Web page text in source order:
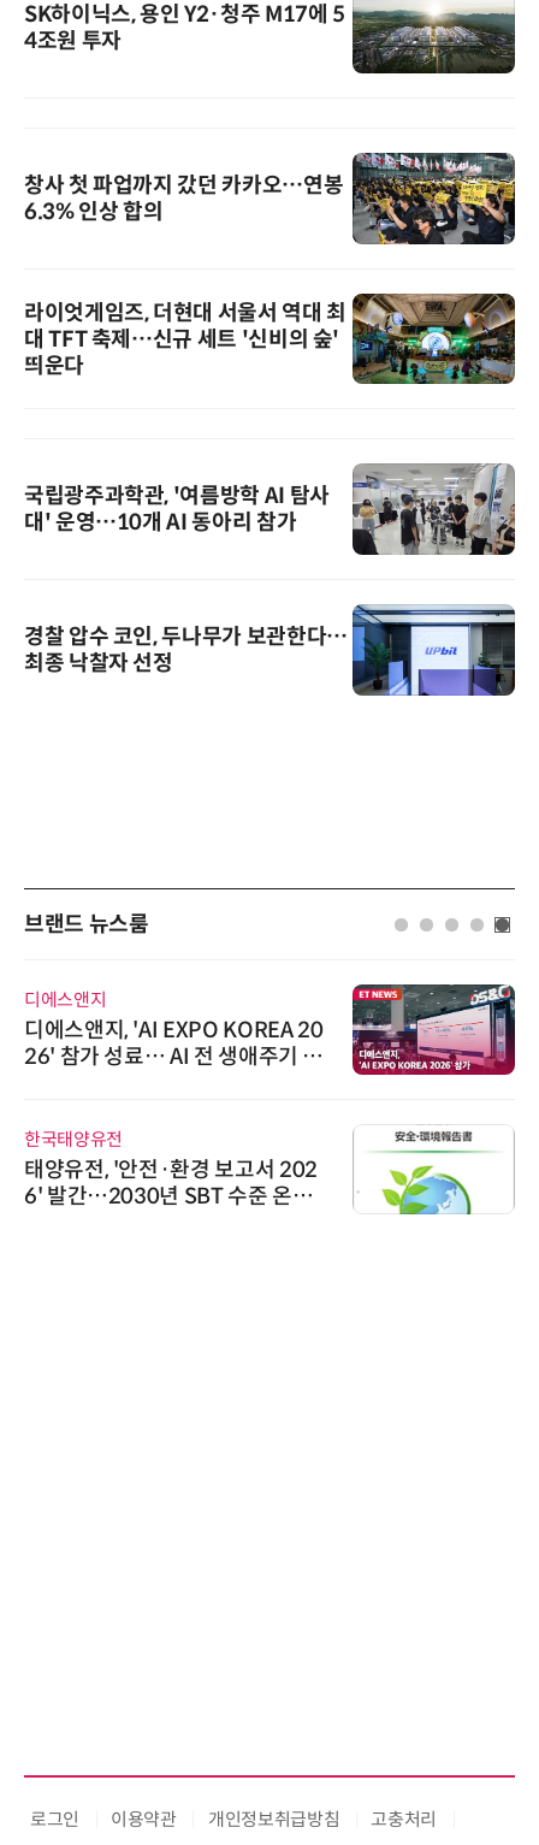
SK하이닉스, 용인 Y2·청주 M17에 5
4조원 투자
창사 첫 파업까지 갔던 카카오…연봉
6.3% 인상 합의
라이엇게임즈, 더현대 서울서 역대 최
대 TFT 축제…신규 세트 '신비의 숲'
띄운다
국립광주과학관, '여름방학 AI 탐사
대' 운영…10개 AI 동아리 참가
경찰 압수 코인, 두나무가 보관한다…
최종 낙찰자 선정
브랜드 뉴스룸
디에스앤지
디에스앤지, 'AI EXPO KOREA 20
26' 참가 성료… AI 전 생애주기 아
한국태양유전
태양유전, '안전·환경 보고서 202
6' 발간…2030년 SBT 수준 온실
로그인 이용약관 개인정보취급방침
고충처리